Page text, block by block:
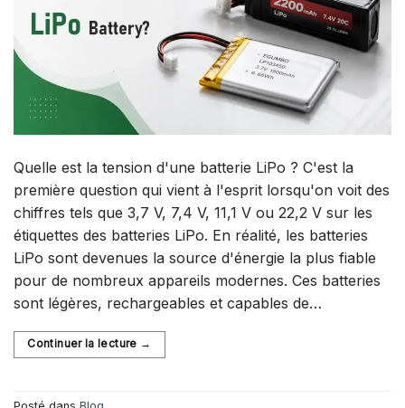
Quelle est la tension d'une batterie LiPo ? C'est la
première question qui vient à l'esprit lorsqu'on voit des
chiffres tels que 3,7 V, 7,4 V, 11,1 V ou 22,2 V sur les
étiquettes des batteries LiPo. En réalité, les batteries
LiPo sont devenues la source d'énergie la plus fiable
pour de nombreux appareils modernes. Ces batteries
sont légères, rechargeables et capables de…
Continuer la lecture →